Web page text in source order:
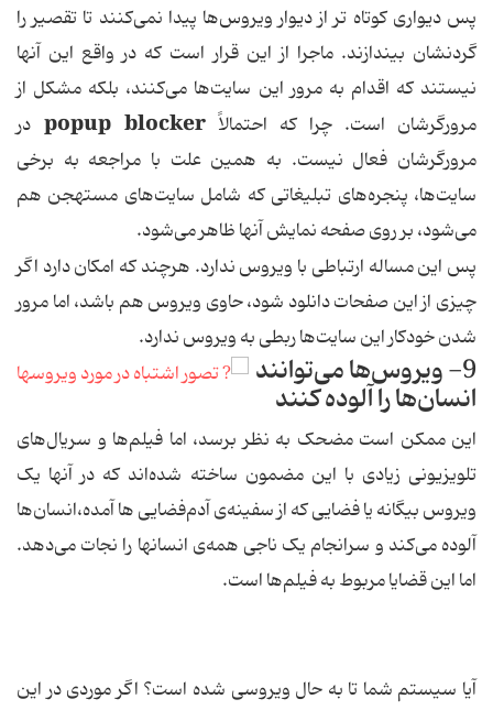
پس دیواری کوتاه تر از دیوار ویروس‌ها پیدا نمی‌کنند تا تقصیر را
گردنشان بیندازند. ماجرا از این قرار است که در واقع این آنها
نیستند که اقدام به مرور این سایت‌ها می‌کنند، بلکه مشکل از
مرورگرشان است. چرا که احتمالاً popup blocker در
مرورگرشان فعال نیست. به همین علت با مراجعه به برخی
سایت‌ها، پنجره‌های تبلیغاتی که شامل سایت‌های مستهجن هم
می‌شود، بر روی صفحه نمایش آنها ظاهر می‌شود.
پس این مساله ارتباطی با ویروس ندارد. هرچند که امکان دارد اگر
چیزی از این صفحات دانلود شود، حاوی ویروس هم باشد، اما مرور
شدن خودکار این سایت‌ها ربطی به ویروس ندارد.
9- ویروس‌ها می‌توانند
انسان‌ها را آلوده کنند
این ممکن است مضحک به نظر برسد، اما فیلم‌ها و سریال‌های
تلویزیونی زیادی با این مضمون ساخته شده‌اند که در آنها یک
ویروس بیگانه یا فضایی که از سفینه‌ی آدم‌فضایی ها آمده،‌انسان‌ها
آلوده می‌کند و سرانجام یک ناجی همه‌ی انسانها را نجات می‌دهد.
اما این قضایا مربوط به فیلم‌ها است.
آیا سیستم شما تا به حال ویروسی شده است؟ اگر موردی در این